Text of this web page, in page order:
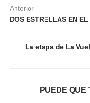
Anterior
DOS ESTRELLAS EN EL
La etapa de La
PUEDE QUE